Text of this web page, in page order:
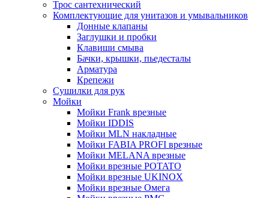
Трос сантехнический
Комплектующие для унитазов и умывальников
Донные клапаны
Заглушки и пробки
Клавиши смыва
Бачки, крышки, пьедесталы
Арматура
Крепежи
Сушилки для рук
Мойки
Мойки Frank врезные
Мойки IDDIS
Мойки MLN накладные
Мойки FABIA PROFI врезные
Мойки MELANA врезные
Мойки врезные POTATO
Мойки врезные UKINOX
Мойки врезные Омега